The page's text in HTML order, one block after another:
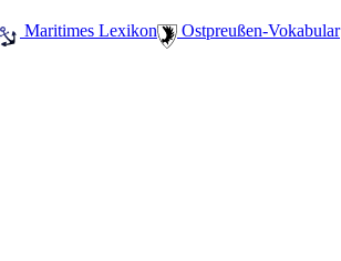
️ Maritimes Lexikon ️ Ostpreußen-Vokabular